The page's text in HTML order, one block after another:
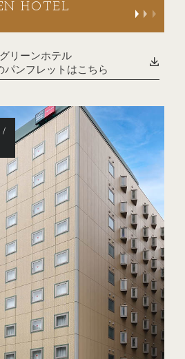
HOTEL
リーンホテル
パンフレットはこちら
/